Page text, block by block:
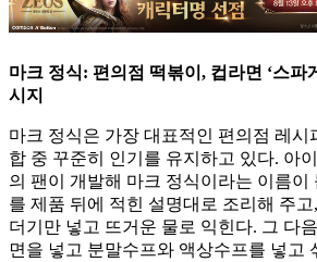
마크 정식: 편의점 떡볶이, 컵라면 ‘스파
시지
마크 정식은 가장 대표적인 편의점 레시
합 중 꾸준히 인기를 유지하고 있다. 아
의 팬이 개발해 마크 정식이라는 이름이
를 제품 뒤에 적힌 설명대로 조리해 주
더기만 넣고 뜨거운 물로 익힌다. 그 다
면을 넣고 분말수프와 액상수프를 넣고